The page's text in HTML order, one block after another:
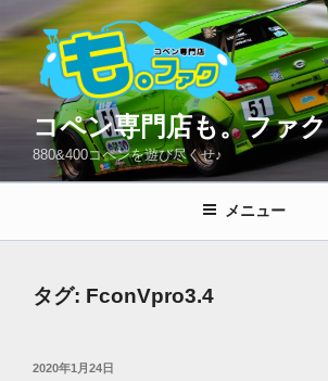
ン
テ
ン
プ
コペン専門店も。ファク
880&400コペンを遊び尽くせ♪
メニュー
タグ: FconVpro3.4
投
2020年1月24日